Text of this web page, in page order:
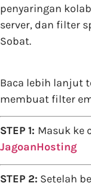
penyaringan
server, dan filter
Sobat.
Baca lebih lanjut
membuat filter
STEP 1: Masuk ke
JagoanHosting
STEP 2: Setelah